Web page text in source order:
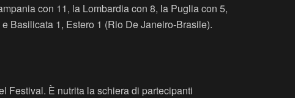
con 11, la Lombardia con 8, la Puglia con 5,
Basilicata 1, Estero 1 (Rio De Janeiro-Brasile).
Festival. È nutrita la schiera di partecipanti